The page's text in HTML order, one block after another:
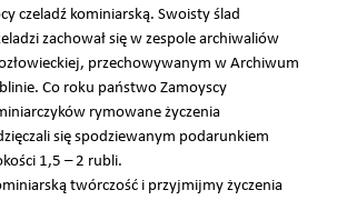
czeladź kominiarską. Swoisty ślad
zachował się w zespole archiwaliów
przechowywanym w Archiwum
Co roku państwo Zamoyscy
rymowane życzenia
się spodziewanym podarunkiem
1,5 – 2 rubli.
twórczość i przyjmijmy życzenia